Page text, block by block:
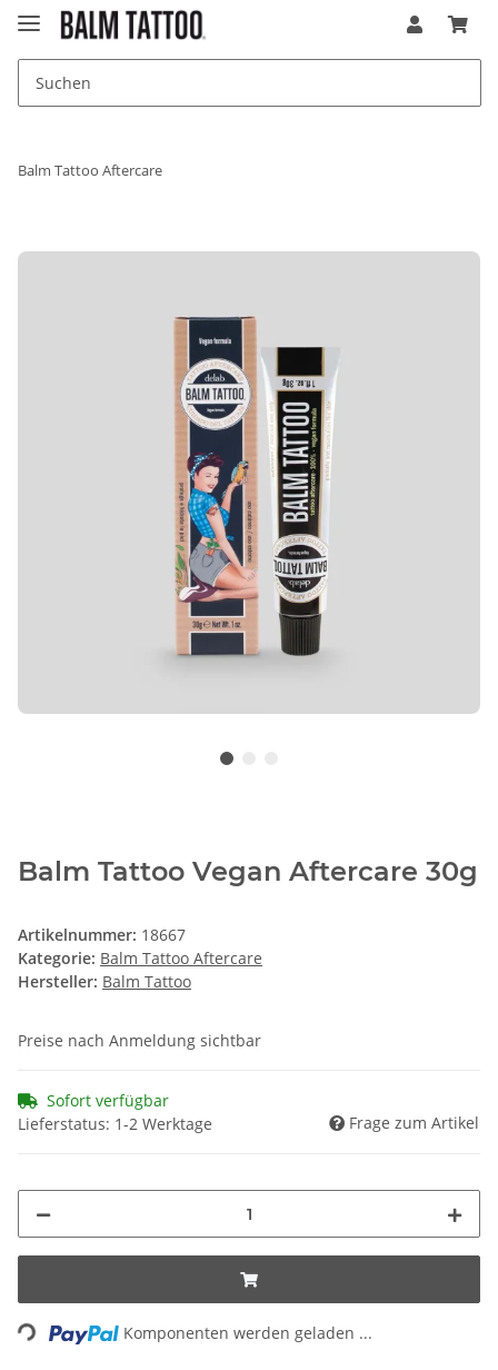
Balm Tattoo Aftercare
Balm Tattoo Vegan Aftercare 30g
Artikelnummer: 18667
Kategorie: Balm Tattoo Aftercare
Hersteller: Balm Tattoo
Preise nach Anmeldung sichtbar
Sofort verfügbar
Lieferstatus: 1-2 Werktage
Frage zum Artikel
Loading... Komponenten werden geladen ...